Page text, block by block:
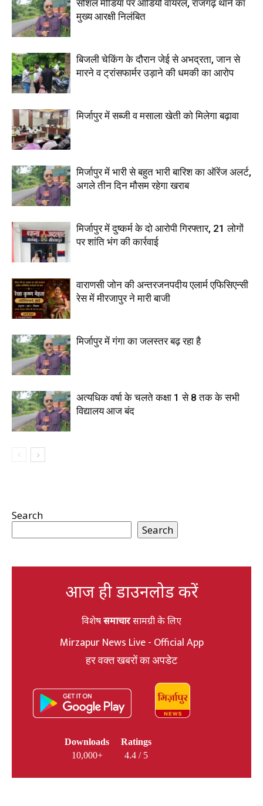
सोशल मीडिया पर ऑडियो वायरल, राजगढ़ थाने का
मुख्य आरक्षी निलंबित
बिजली चेकिंग के दौरान जेई से अभद्रता, जान से
मारने व ट्रांसफार्मर उड़ाने की धमकी का आरोप
मिर्जापुर में सब्जी व मसाला खेती को मिलेगा बढ़ावा
मिर्जापुर में भारी से बहुत भारी बारिश का ऑरेंज अलर्ट,
अगले तीन दिन मौसम रहेगा खराब
मिर्जापुर में दुष्कर्म के दो आरोपी गिरफ्तार, 21 लोगों
पर शांति भंग की कार्रवाई
वाराणसी जोन की अन्तरजनपदीय एलार्म एफिसिएन्सी
रेस में मीरजापुर ने मारी बाजी
मिर्जापुर में गंगा का जलस्तर बढ़ रहा है
अत्यधिक वर्षा के चलते कक्षा 1 से 8 तक के सभी
विद्यालय आज बंद
Search
Search
आज ही डाउनलोड करें
विशेषसमाचारसामग्री के लिए
Mirzapur News Live - Official App
हर वक्त खबरों का अपडेट
Downloads
10,000+
Ratings
4.4 / 5